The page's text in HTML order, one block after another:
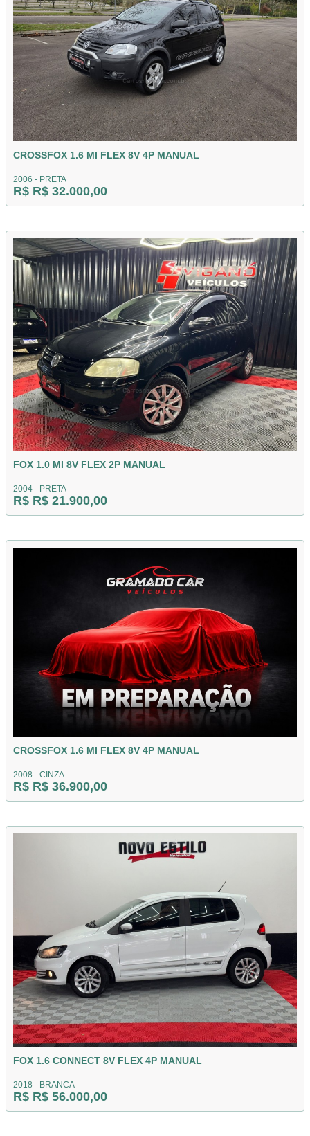
CROSSFOX 1.6 MI FLEX 8V 4P MANUAL
2006 - PRETA
R$ R$ 32.000,00
FOX 1.0 MI 8V FLEX 2P MANUAL
2004 - PRETA
R$ R$ 21.900,00
CROSSFOX 1.6 MI FLEX 8V 4P MANUAL
2008 - CINZA
R$ R$ 36.900,00
FOX 1.6 CONNECT 8V FLEX 4P MANUAL
2018 - BRANCA
R$ R$ 56.000,00